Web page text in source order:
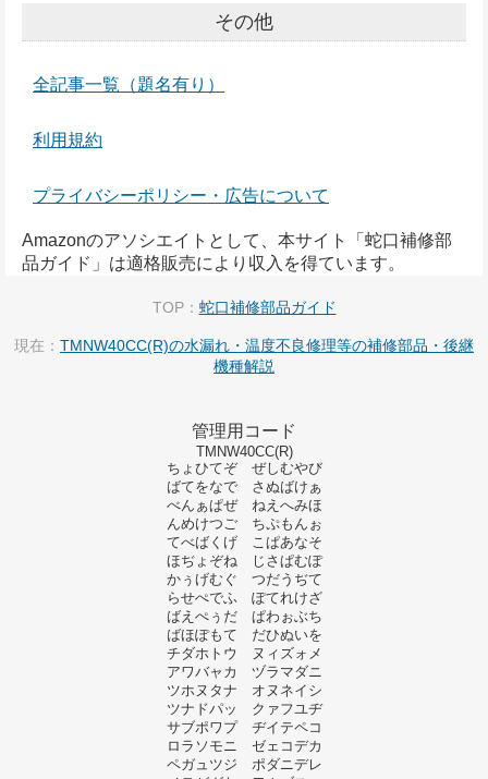
その他
全記事一覧（題名有り）
利用規約
プライバシーポリシー・広告について
Amazonのアソシエイトとして、本サイト「蛇口補修部
品ガイド」は適格販売により収入を得ています。
TOP： 蛇口補修部品ガイド
現在： TMNW40CC(R)の水漏れ・温度不良修理等の補修部品・後継
機種解説
管理用コード
TMNW40CC(R)
ちょひてぞ ぜしむやび
ばてをなで さぬばけぁ
べんぁぱぜ ねえへみほ
んめけつご ちぷもんぉ
てべばくげ こぱあなそ
ほぢょぞね じさぱむぽ
かぅげむぐ つだうぢて
らせぺでふ ぽてれけざ
ばえぺぅだ ぱわぉぶち
ばほぽもて だひぬいを
チダホトウ ヌィズォメ
アワバャカ ヅラマダニ
ツホヌタナ オヌネイシ
ツナドパッ クァフユヂ
サブポワプ ヂイテペコ
ロラソモニ ゼェコデカ
ペガュツジ ポダニデレ